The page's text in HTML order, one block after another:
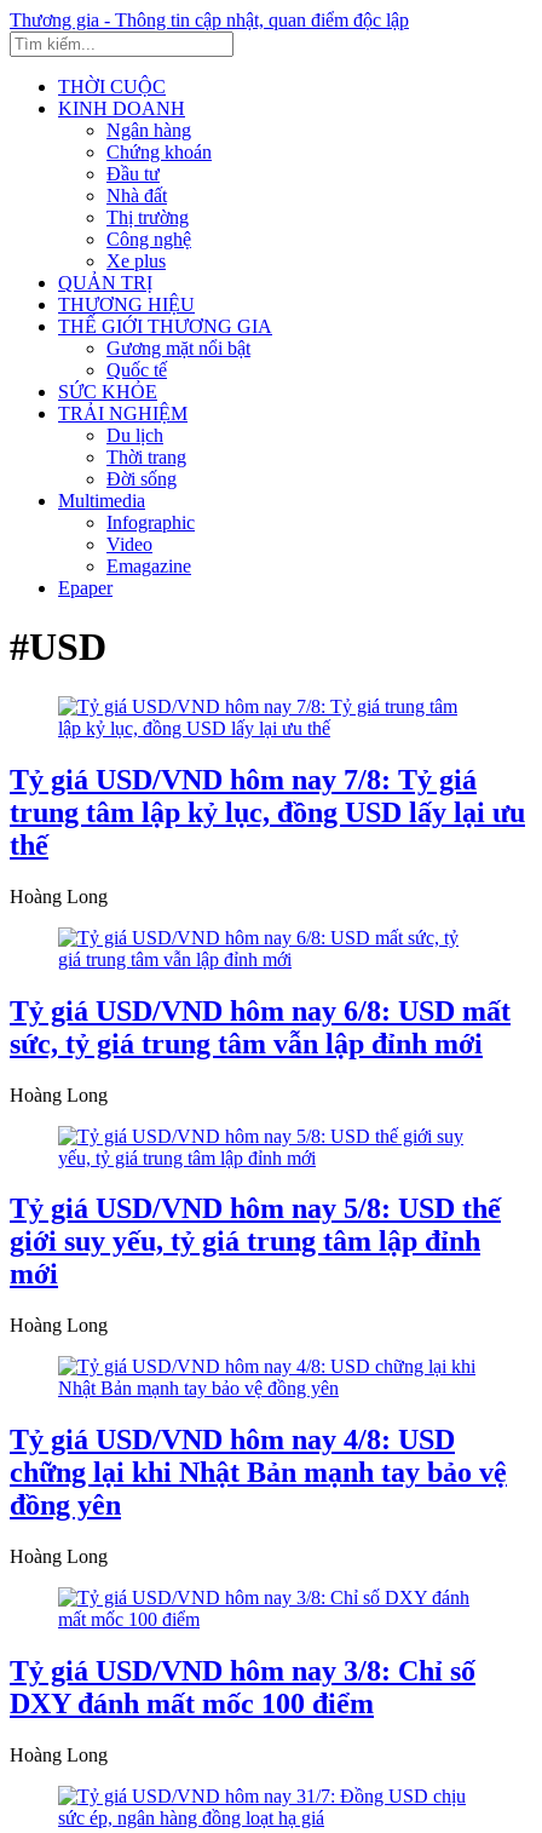
Thương gia - Thông tin cập nhật, quan điểm độc lập
THỜI CUỘC
KINH DOANH
Ngân hàng
Chứng khoán
Đầu tư
Nhà đất
Thị trường
Công nghệ
Xe plus
QUẢN TRỊ
THƯƠNG HIỆU
THẾ GIỚI THƯƠNG GIA
Gương mặt nổi bật
Quốc tế
SỨC KHỎE
TRẢI NGHIỆM
Du lịch
Thời trang
Đời sống
Multimedia
Infographic
Video
Emagazine
Epaper
#USD
Tỷ giá USD/VND hôm nay 7/8: Tỷ giá
trung tâm lập kỷ lục, đồng USD lấy lại ưu
thế
Hoàng Long
Tỷ giá USD/VND hôm nay 6/8: USD mất
sức, tỷ giá trung tâm vẫn lập đỉnh mới
Hoàng Long
Tỷ giá USD/VND hôm nay 5/8: USD thế
giới suy yếu, tỷ giá trung tâm lập đỉnh
mới
Hoàng Long
Tỷ giá USD/VND hôm nay 4/8: USD
chững lại khi Nhật Bản mạnh tay bảo vệ
đồng yên
Hoàng Long
Tỷ giá USD/VND hôm nay 3/8: Chỉ số
DXY đánh mất mốc 100 điểm
Hoàng Long